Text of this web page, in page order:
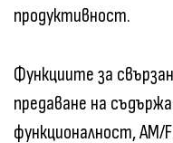
продуктивност.
Функциите за
предаване на
функционалност, AM/